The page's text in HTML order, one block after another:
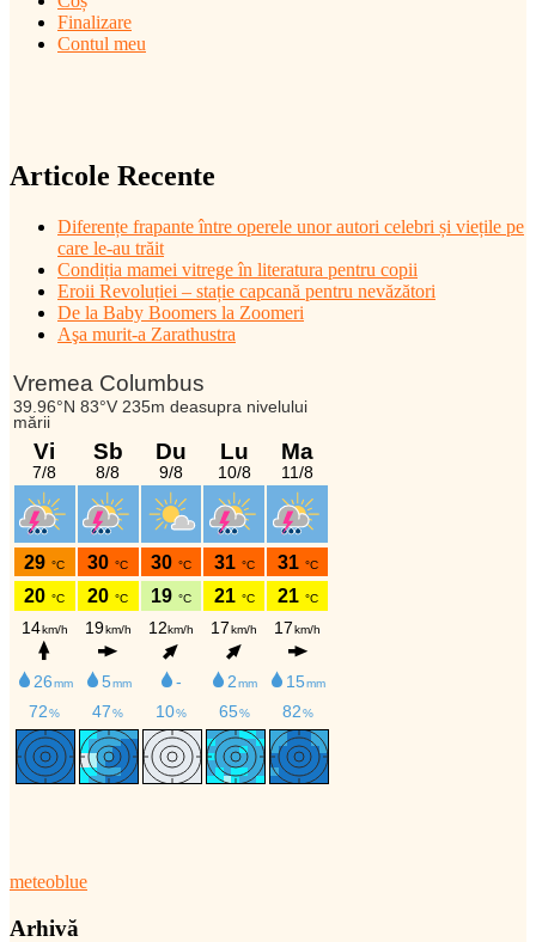
Finalizare
Contul meu
Articole Recente
Diferențe frapante între operele unor autori celebri și viețile pe
care le-au trăit
Condiția mamei vitrege în literatura pentru copii
Eroii Revoluției – stație capcană pentru nevăzători
De la Baby Boomers la Zoomeri
Aşa murit-a Zarathustra
meteoblue
Arhivă